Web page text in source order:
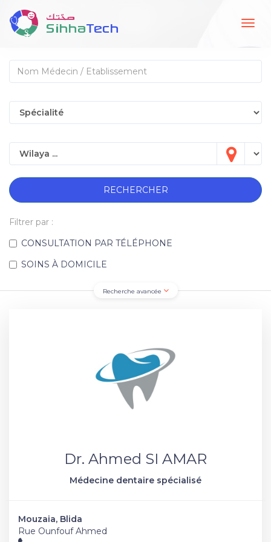
RECHERCHER
Filtrer par :
CONSULTATION PAR TÉLÉPHONE
SOINS À DOMICILE
Recherche avancée
Dr. Ahmed SI AMAR
Médecine dentaire spécialisé
Mouzaia, Blida
Rue Ounfouf Ahmed